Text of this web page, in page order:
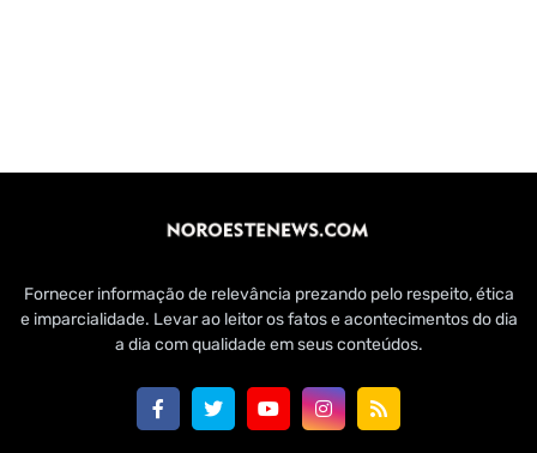
Fornecer informação de relevância prezando pelo respeito, ética
e imparcialidade. Levar ao leitor os fatos e acontecimentos do dia
a dia com qualidade em seus conteúdos.